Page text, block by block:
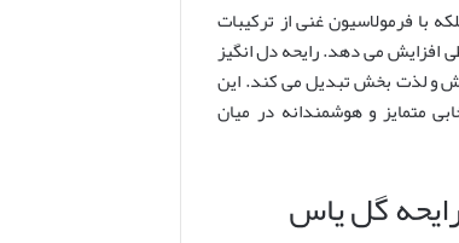
با فرمولاسیون غنی از ترکیبات
افزایش می دهد. رایحه دل انگیز
و لذت بخش تبدیل می کند. این
متمایز و هوشمندانه در میان
گل یاس